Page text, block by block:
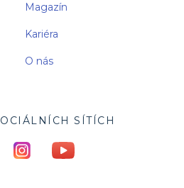
Magazín
Kariéra
O nás
SÍTÍCH